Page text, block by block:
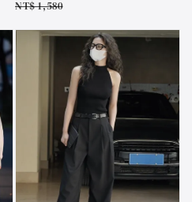
price
Regular
NT$ 1,580